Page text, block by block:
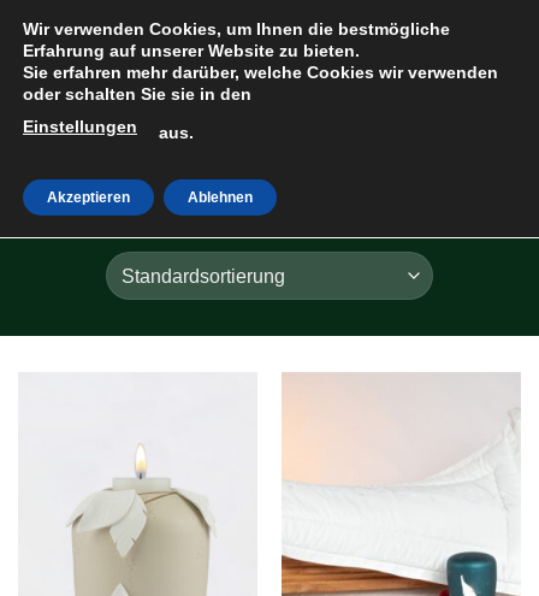
Inhalt
springen
HOME
FILTER
Wir verwenden Cookies, um Ihnen die bestmögliche
Erfahrung auf unserer Website zu bieten.
Sie erfahren mehr darüber, welche Cookies wir verwenden
oder schalten Sie sie in den
Einstellungen
aus.
Akzeptieren Ablehnen